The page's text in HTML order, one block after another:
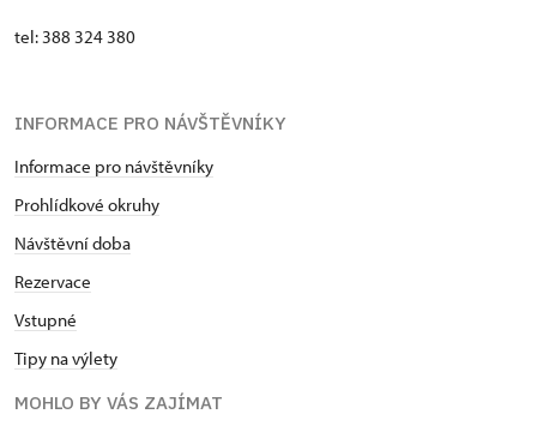
tel: 388 324 380
INFORMACE PRO NÁVŠTĚVNÍKY
Informace pro návštěvníky
Prohlídkové okruhy
Návštěvní doba
Rezervace
Vstupné
Tipy na výlety
MOHLO BY VÁS ZAJÍMAT